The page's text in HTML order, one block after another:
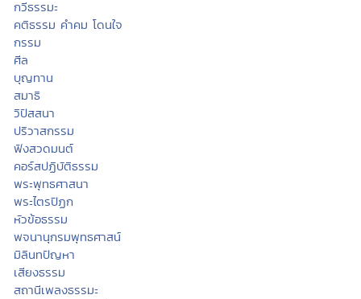
กวีธรรมะ
คติธรรม คำคม โดนใจ
กรรม
ศีล
บุญทาน
สมาธิ
วิปัสสนา
ปริวาสกรรม
ฟังสวดมนต์
คอร์สปฏิบัติธรรม
พระพุทธศาสนา
พระไตรปิฏก
หัวข้อธรรม
พจนานุกรมพุทธศาสน์
มิลินทปัญหา
เสียงธรรม
สถานีเพลงธรรมะ